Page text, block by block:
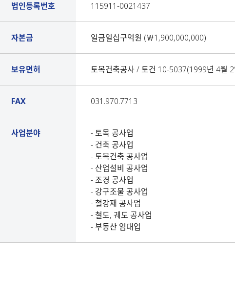
법인등록번호 115911-0021437
자본금 일금일십구억원 (￦1,900,000,000)
보유면허 토목건축공사 / 토건 10-5037(1999년 4월
FAX 031.970.7713
사업분야
- 토목 공사업
- 건축 공사업
- 토목건축 공사업
- 산업설비 공사업
- 조경 공사업
- 강구조물 공사업
- 철강재 공사업
- 철도, 궤도 공사업
- 부동산 임대업